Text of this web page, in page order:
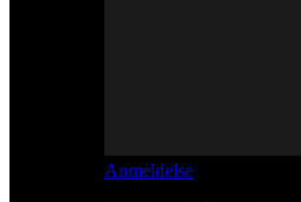
Anmeldelse